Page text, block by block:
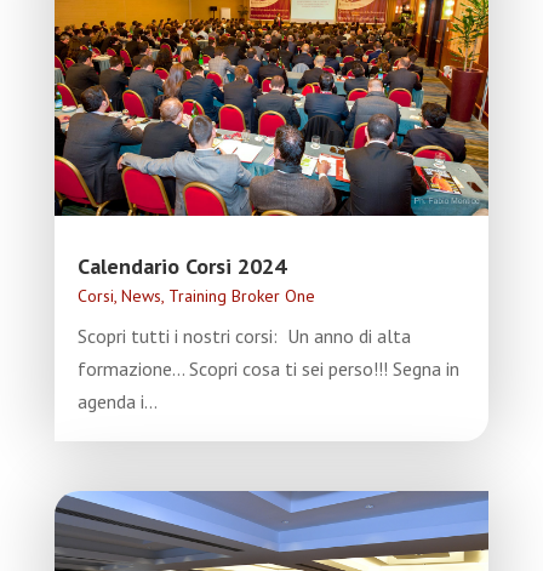
Calendario Corsi 2024
Corsi, News, Training Broker One
Scopri tutti i nostri corsi: Un anno di alta
formazione... Scopri cosa ti sei perso!!! Segna in
agenda i...